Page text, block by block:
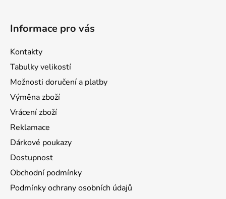
Informace pro vás
Kontakty
Tabulky velikostí
Možnosti doručení a platby
Výměna zboží
Vrácení zboží
Reklamace
Dárkové poukazy
Dostupnost
Obchodní podmínky
Podmínky ochrany osobních údajů